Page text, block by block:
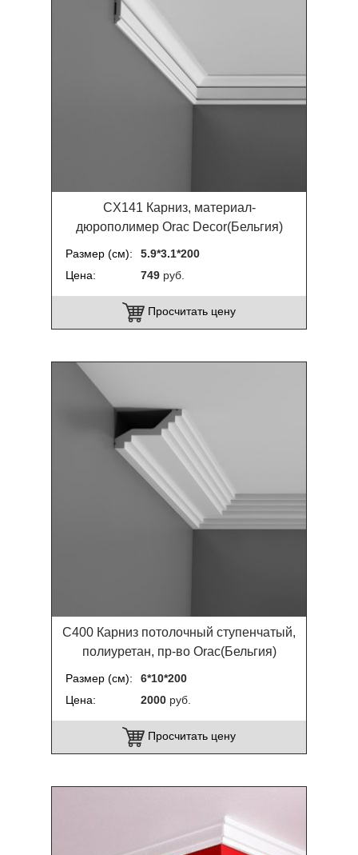
CX141 Карниз, материал-
дюрополимер Orac Decor(Бельгия)
Размер (см)
5.9*3.1*200
Цена
749 руб.
Просчитать цену
C400 Карниз потолочный ступенчатый,
полиуретан, пр-во Orac(Бельгия)
Размер (см)
6*10*200
Цена
2000 руб.
Просчитать цену